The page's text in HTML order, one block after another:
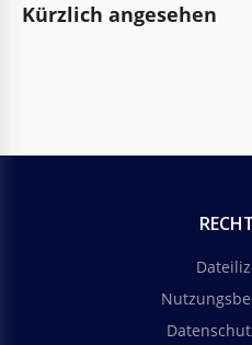
Kürzlich angesehen